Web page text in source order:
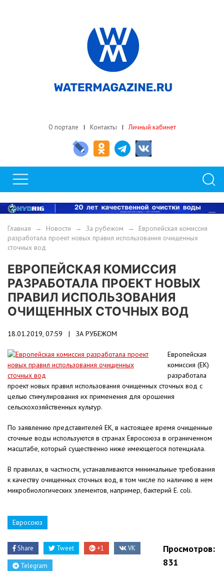
О портале Контакты Личный кабинет
Главная → Новости → За рубежом → Европейская комиссия
разработала проект новых правил использования очищенных
сточных вод
ЕВРОПЕЙСКАЯ КОМИССИЯ
РАЗРАБОТАЛА ПРОЕКТ НОВЫХ
ПРАВИЛ ИСПОЛЬЗОВАНИЯ
ОЧИЩЕННЫХ СТОЧНЫХ ВОД
18.01.2019, 07:59 | ЗА РУБЕЖОМ
Европейская
комиссия (ЕК)
разработала
проект новых правил использования очищенных сточных вод с
целью стимулирования их применения для орошения
сельскохозяйственных культур.
По заявлению представителей ЕК, в настоящее время очищенные
сточные воды используются в странах Евросоюза в ограниченном
масштабе, который существенно ниже имеющегося потенциала.
В правилах, в частности, устанавливаются минимальные требования
к качеству очищенных сточных вод, в том числе по наличию в нем
микробиологических элементов, например, бактерий E. coli.
Евросоюз
Share Tweet +1 VK
Telegram
Просмотров:
831